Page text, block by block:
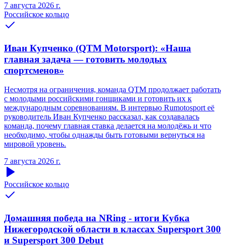
7 августа 2026 г.
Российское кольцо
Иван Купченко (QTM Motorsport): «Наша
главная задача — готовить молодых
спортсменов»
Несмотря на ограничения, команда QTM продолжает работать
с молодыми российскими гонщиками и готовить их к
международным соревнованиям. В интервью Rumotosport её
руководитель Иван Купченко рассказал, как создавалась
команда, почему главная ставка делается на молодёжь и что
необходимо, чтобы однажды быть готовыми вернуться на
мировой уровень.
7 августа 2026 г.
Российское кольцо
Домашняя победа на NRing - итоги Кубка
Нижегородской области в классах Supersport 300
и Supersport 300 Debut